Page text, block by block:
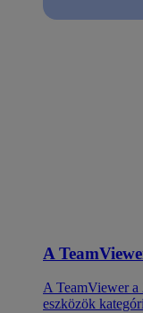
A
A TeamViewer
eszközök